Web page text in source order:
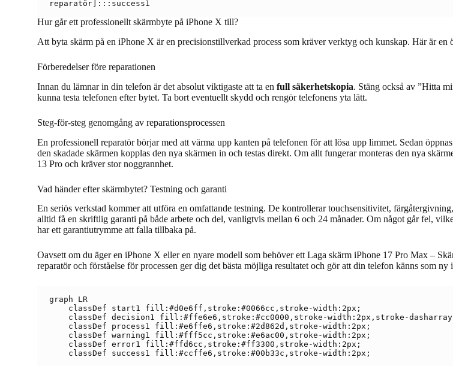
Hur går ett professionellt skärmbyte på iPhone X till?
Att byta skärm på en iPhone X är en precisionstillverkad process som kräver verktyg och kunskap. Här är
Förberedelser före reparationen
Innan du lämnar in din telefon är det absolut viktigaste att ta en full säkerhetskopia. Stäng också av ”Hitta
kunna testa telefonen efter bytet. Ta bort eventuellt skydd och rengör telefonens yta lätt.
Steg-för-steg genomgång av reparationsprocessen
En professionell reparatör börjar med att värma upp kanten på telefonen för att lösa upp limmet. Sedan
den skadade skärmen kopplas den nya skärmen in och testas direkt. Om allt fungerar monteras den nya
13 Pro och kräver stor noggrannhet.
Vad händer efter skärmbytet? Testning och garanti
En seriös verkstad kommer att utföra en omfattande testning. De kontrollerar touchsensitivitet,
alltid få en skriftlig garanti på både arbete och del, vanligtvis mellan 6 och 24 månader. Om något går fel,
har ett garantiutrymme att falla tillbaka på.
Oavsett om du äger en iPhone X eller en nyare modell som behöver ett Laga skärm iPhone 17 Pro Max –
reparatör och förståelse för processen ger dig det bästa möjliga resultatet och gör att din telefon känns som ny
graph LR
    classDef start1 fill:#d0e6ff,stroke:#0066cc,stroke-width:2px;
classDef decision1 fill:#ffe6e6,stroke:#cc0000,stroke-width:2px,stroke-
    classDef process1 fill:#e6ffe6,stroke:#2d862d,stroke-width:2px;
    classDef warning1 fill:#fff5cc,stroke:#e6ac00,stroke-width:2px;
    classDef error1 fill:#ffd6cc,stroke:#ff3300,stroke-width:2px;
    classDef success1 fill:#ccffe6,stroke:#00b33c,stroke-width:2px;